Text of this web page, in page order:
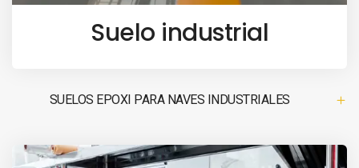
Suelo industrial
SUELOS EPOXI PARA NAVES INDUSTRIALES